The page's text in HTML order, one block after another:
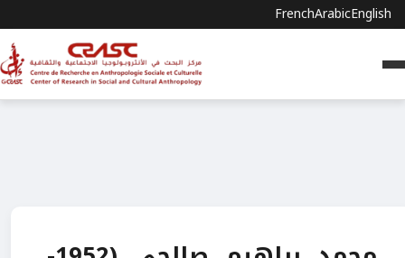
FrenchArabicEnglish